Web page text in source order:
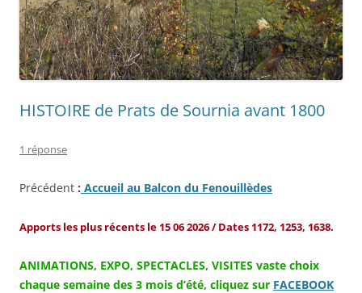
HISTOIRE de Prats de Sournia avant 1800
1 réponse
Précédent : Accueil au Balcon du Fenouillèdes
Apports les plus récents le 15 06 2026 / Dates 1172, 1253, 1638.
ANIMATIONS, EXPO, SPECTACLES, VISITES vaste choix
chaque semaine des 3 mois d’été, cliquez sur FACEBOOK